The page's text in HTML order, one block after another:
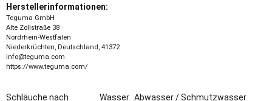
Herstellerinformationen:
Teguma GmbH
Alte Zollstraße 38
Nordrhein-Westfalen
Niederkrüchten, Deutschland, 41372
info@teguma.com
https://www.teguma.com/
Schläuche nach
Wasser Abwasser / Schmutzwasser